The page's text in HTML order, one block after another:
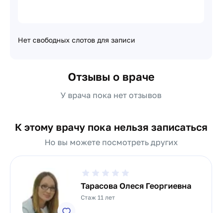
Нет свободных слотов для записи
Отзывы о враче
У врача пока нет отзывов
К этому врачу пока нельзя записаться
Но вы можете посмотреть других
Тарасова Олеся Георгиевна
Стаж 11 лет